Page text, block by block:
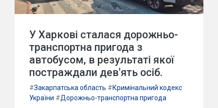
У Харкові сталася дорожньо-
транспортна пригода з
автобусом, в результаті якої
постраждали дев'ять осіб.
#Закарпатська область #Кримінальний кодекс
України #Дорожньо-транспортна пригода